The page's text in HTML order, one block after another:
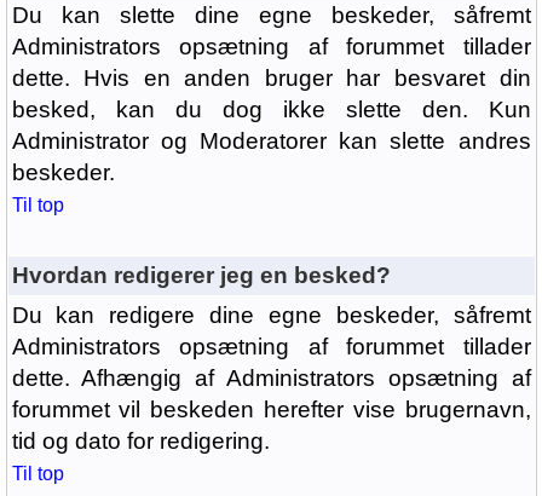
Du kan slette dine egne beskeder, såfremt
Administrators opsætning af forummet tillader
dette. Hvis en anden bruger har besvaret din
besked, kan du dog ikke slette den. Kun
Administrator og Moderatorer kan slette andres
beskeder.
Til top
Hvordan redigerer jeg en besked?
Du kan redigere dine egne beskeder, såfremt
Administrators opsætning af forummet tillader
dette. Afhængig af Administrators opsætning af
forummet vil beskeden herefter vise brugernavn,
tid og dato for redigering.
Til top